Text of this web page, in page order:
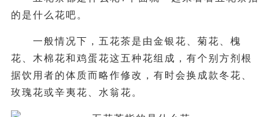
的是什么花吧。
一般情况下，五花茶是由金银花、菊花、槐
花、木棉花和鸡蛋花这五种花组成，有个别方剂根
据饮用者的体质而略作修改，有时会换成款冬花、
玫瑰花或辛夷花、水翁花。